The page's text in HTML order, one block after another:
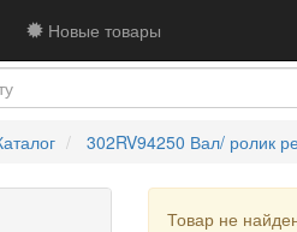
Новые товары
302RV94250 Вал/ ролик
Товар не